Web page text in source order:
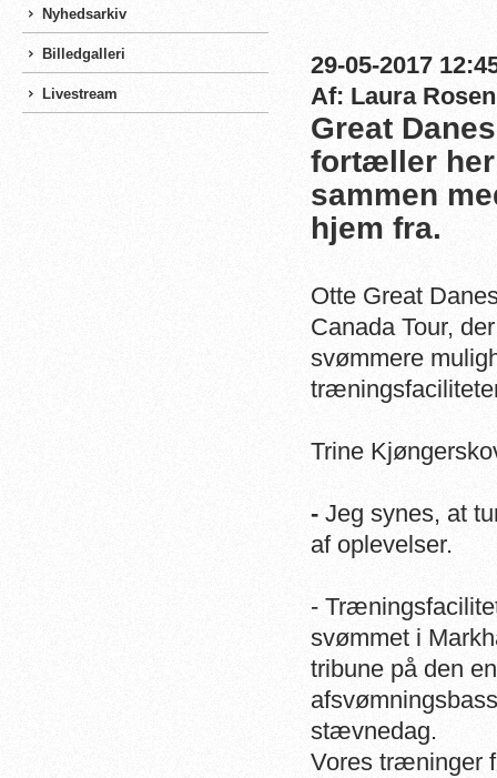
Nyhedsarkiv
Billedgalleri
Livestream
29-05-2017
Af: Laura
Great
fortæller her
sammen
hjem fra.
Otte Great
Canada Tour,
svømmere
Trine
- Jeg synes, at
af oplevelser.
-
svømmet i
tribune på den
stævnedag.
Vores træninger